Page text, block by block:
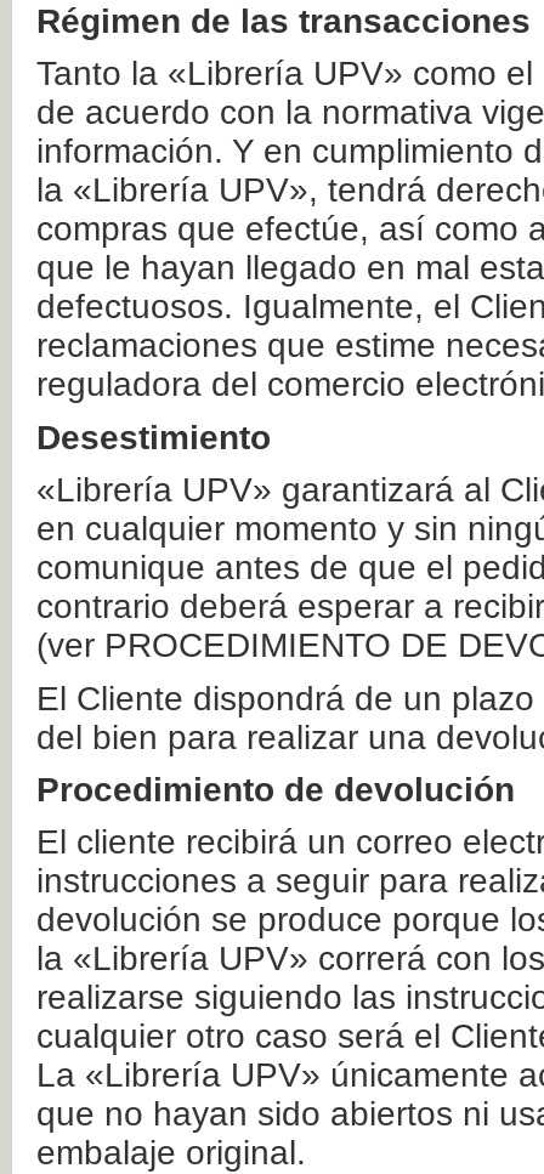
Régimen de las transacciones
Tanto la «Librería UPV» como
de acuerdo con la normativa
información. Y en cumplimiento
la «Librería UPV», tendrá
compras que efectúe, así como
que le hayan llegado en mal
defectuosos. Igualmente, el
reclamaciones que estime
reguladora del comercio
Desestimiento
«Librería UPV» garantizará al
en cualquier momento y sin
comunique antes de que el
contrario deberá esperar a
(ver PROCEDIMIENTO DE
El Cliente dispondrá de un
del bien para realizar una
Procedimiento de devolución
El cliente recibirá un correo
instrucciones a seguir para
devolución se produce porque
la «Librería UPV» correrá con
realizarse siguiendo las
cualquier otro caso será el
La «Librería UPV» únicamente
que no hayan sido abiertos ni
embalaje original.